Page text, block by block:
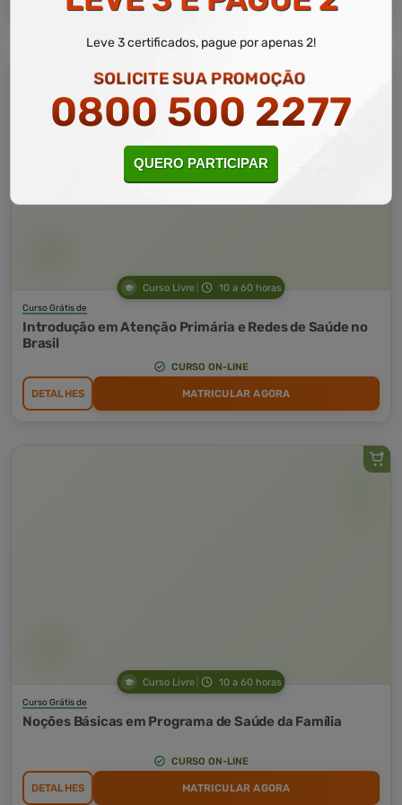
Curso Livre 10 a 60 horas
Curso Grátis de
Introdução em Atenção Primária e Redes de Saúde no
Brasil
CURSO ON-LINE
DETALHES MATRICULAR AGORA
Curso Livre 10 a 60 horas
Curso Grátis de
Noções Básicas em Programa de Saúde da Família
CURSO ON-LINE
DETALHES MATRICULAR AGORA
Leve 3 certificados, pague por apenas 2!
SOLICITE SUA PROMOÇÃO
0800 500 2277
QUERO PARTICIPAR